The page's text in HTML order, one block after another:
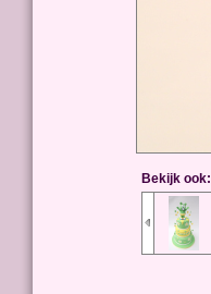
Bekijk ook: